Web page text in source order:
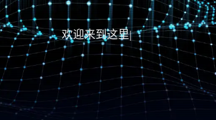
欢迎来到这里，也欢迎|